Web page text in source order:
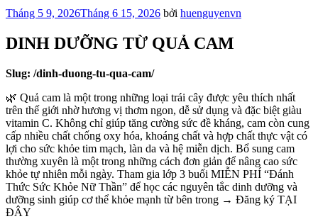
Đăng
Tháng 5 9, 2026Tháng 6 15, 2026 bởi huenguyenvn
DINH DƯỠNG TỪ QUẢ CAM
Slug: /dinh-duong-tu-qua-cam/
🌿 Quả cam là một trong những loại trái cây được yêu thích nhất
trên thế giới nhờ hương vị thơm ngon, dễ sử dụng và đặc biệt giàu
vitamin C. Không chỉ giúp tăng cường sức đề kháng, cam còn cung
cấp nhiều chất chống oxy hóa, khoáng chất và hợp chất thực vật có
lợi cho sức khỏe tim mạch, làn da và hệ miễn dịch. Bổ sung cam
thường xuyên là một trong những cách đơn giản để nâng cao sức
khỏe tự nhiên mỗi ngày. Tham gia lớp 3 buổi MIỄN PHÍ “Đánh
Thức Sức Khỏe Nữ Thần” để học các nguyên tắc dinh dưỡng và
dưỡng sinh giúp cơ thể khỏe mạnh từ bên trong → Đăng ký TẠI
ĐÂY